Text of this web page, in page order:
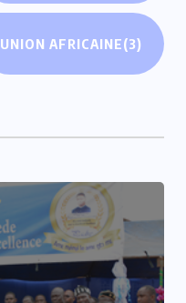
UNION AFRICAINE(3)